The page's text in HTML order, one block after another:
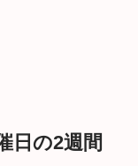
日の2週間